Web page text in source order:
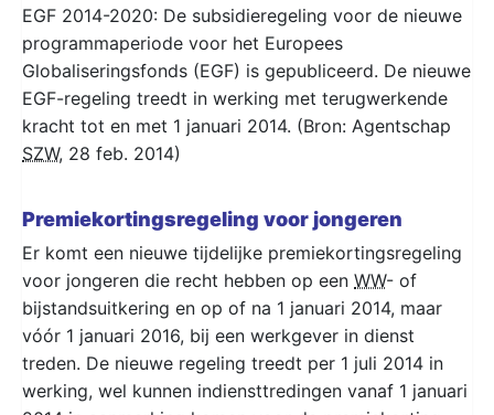
EGF 2014-2020: De subsidieregeling voor de nieuwe
programmaperiode voor het Europees
Globaliseringsfonds (EGF) is gepubliceerd. De nieuwe
EGF-regeling treedt in werking met terugwerkende
kracht tot en met 1 januari 2014. (Bron: Agentschap
SZW, 28 feb. 2014)
Premiekortingsregeling voor jongeren
Er komt een nieuwe tijdelijke premiekortingsregeling
voor jongeren die recht hebben op een WW- of
bijstandsuitkering en op of na 1 januari 2014, maar
vóór 1 januari 2016, bij een werkgever in dienst
treden. De nieuwe regeling treedt per 1 juli 2014 in
werking, wel kunnen indiensttredingen vanaf 1 januari